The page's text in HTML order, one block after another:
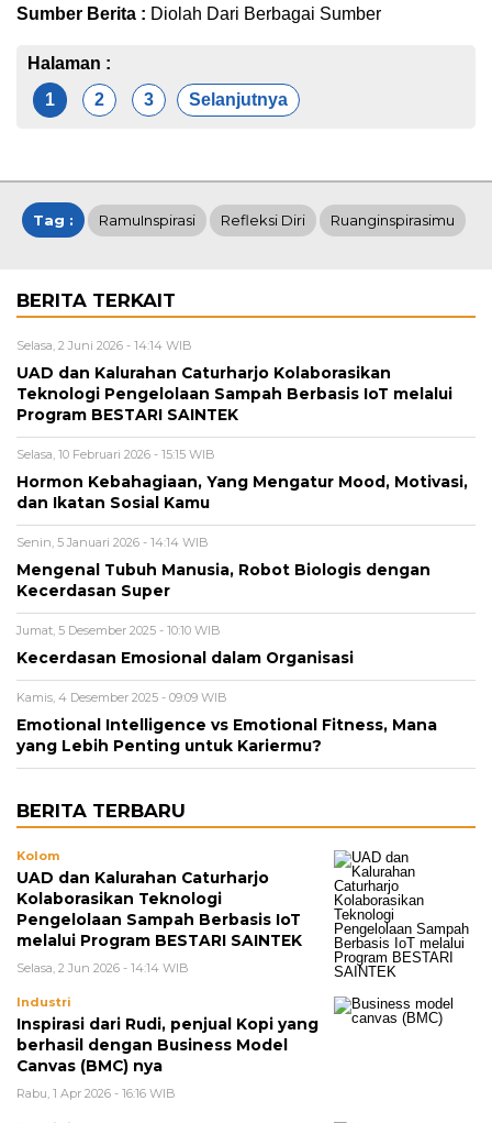
Sumber Berita : Diolah Dari Berbagai Sumber
Halaman :
1
2 3 Selanjutnya
Tag : RamuInspirasi Refleksi Diri Ruanginspirasimu
BERITA TERKAIT
Selasa, 2 Juni 2026 - 14:14 WIB
UAD dan Kalurahan Caturharjo Kolaborasikan
Teknologi Pengelolaan Sampah Berbasis IoT melalui
Program BESTARI SAINTEK
Selasa, 10 Februari 2026 - 15:15 WIB
Hormon Kebahagiaan, Yang Mengatur Mood, Motivasi,
dan Ikatan Sosial Kamu
Senin, 5 Januari 2026 - 14:14 WIB
Mengenal Tubuh Manusia, Robot Biologis dengan
Kecerdasan Super
Jumat, 5 Desember 2025 - 10:10 WIB
Kecerdasan Emosional dalam Organisasi
Kamis, 4 Desember 2025 - 09:09 WIB
Emotional Intelligence vs Emotional Fitness, Mana
yang Lebih Penting untuk Kariermu?
BERITA TERBARU
Kolom
UAD dan Kalurahan Caturharjo
Kolaborasikan Teknologi
Pengelolaan Sampah Berbasis IoT
melalui Program BESTARI SAINTEK
Selasa, 2 Jun 2026 - 14:14 WIB
Industri
Inspirasi dari Rudi, penjual Kopi yang
berhasil dengan Business Model
Canvas (BMC) nya
Rabu, 1 Apr 2026 - 16:16 WIB